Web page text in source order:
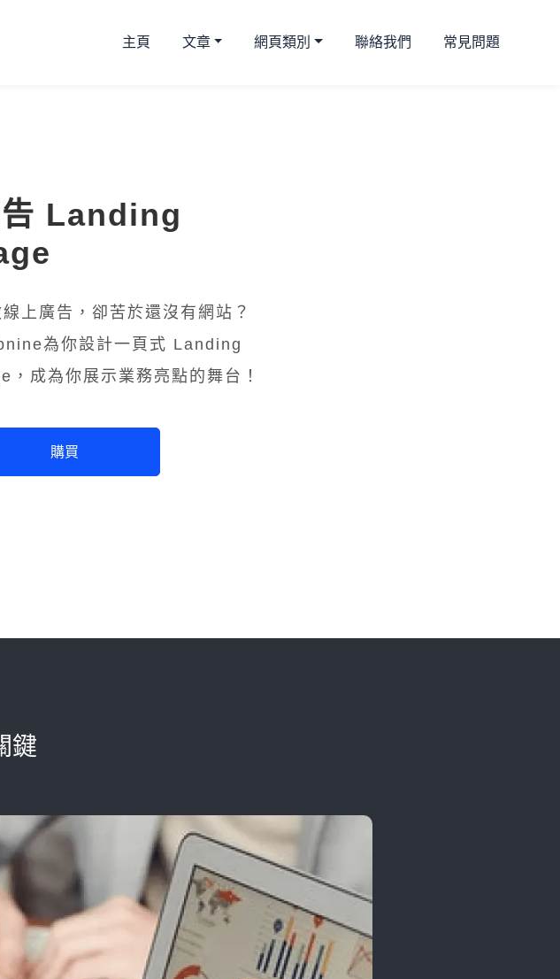
主頁 文章 網頁類別 聯絡我們 常見問題
Landing
上廣告，卻苦於還沒有網站？
為你設計一頁式 Landing
，成為你展示業務亮點的舞台！
購買
鍵